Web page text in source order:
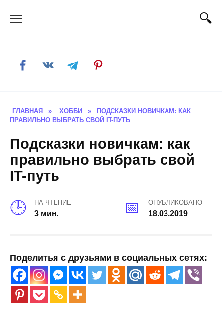
ГЛАВНАЯ » ХОББИ »
ПОДСКАЗКИ НОВИЧКАМ: КАК
ПРАВИЛЬНО ВЫБРАТЬ СВОЙ IT-ПУТЬ
Подсказки новичкам: как
правильно выбрать свой
IT-путь
НА ЧТЕНИЕ
3 мин.
ОПУБЛИКОВАНО
18.03.2019
Поделитья с друзьями в социальных сетях: